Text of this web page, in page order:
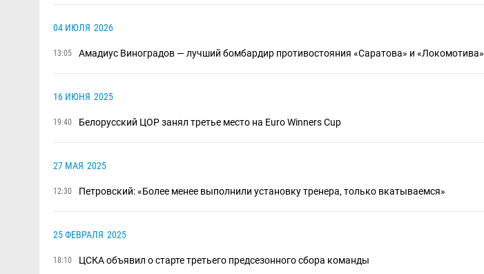
04 ИЮЛЯ 2026
13:05 Амадиус Виноградов — лучший бомбардир противостояния «Саратова» и «Локомотива»
16 ИЮНЯ 2025
19:40 Белорусский ЦОР занял третье место на Euro Winners Cup​​
27 МАЯ 2025
12:30 Петровский: «Более менее выполнили установку тренера, только вкатываемся»​​
25 ФЕВРАЛЯ 2025
18:10 ЦСКА объявил о старте третьего предсезонного сбора команды